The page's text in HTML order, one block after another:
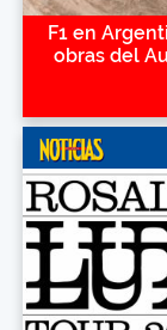
F1 en
obras del